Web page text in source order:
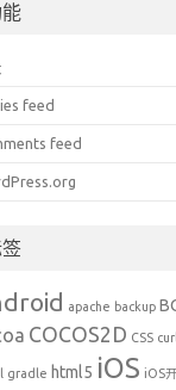
feed
feed
apache backup
COCOS2D CSS curl
gradle html5 iOS iOS